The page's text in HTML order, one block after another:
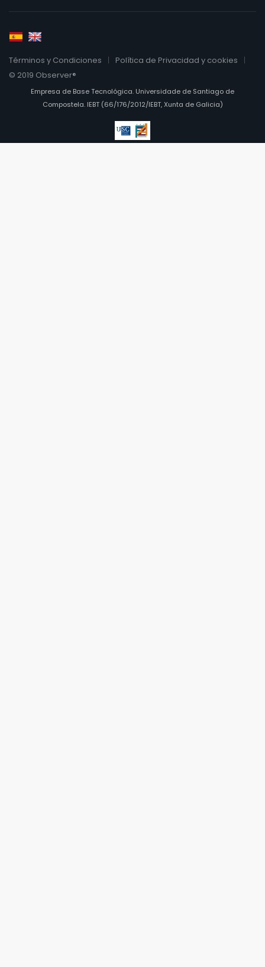
Términos y Condiciones
Política de Privacidad y cookies
© 2019 Observer®
Empresa de Base Tecnológica. Universidade de Santiago de
Compostela. IEBT (66/176/2012/IEBT, Xunta de Galicia)